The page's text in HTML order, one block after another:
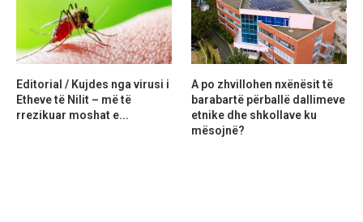
Editorial / Kujdes nga virusi i
Etheve të Nilit – më të
rrezikuar moshat e...
A po zhvillohen nxënësit të
barabartë përballë dallimeve
etnike dhe shkollave ku
mësojnë?